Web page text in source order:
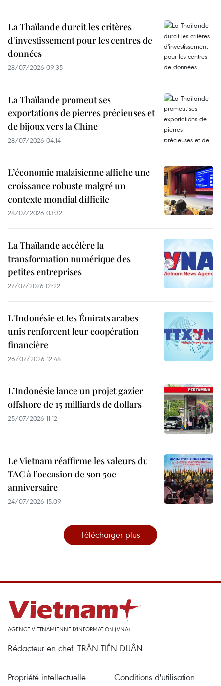
La Thaïlande durcit les critères
d'investissement pour les centres de
données
28/07/2026 09:35
La Thaïlande promeut ses
exportations de pierres précieuses et
de bijoux vers la Chine
28/07/2026 04:14
L’économie malaisienne affiche une
croissance robuste malgré un
contexte mondial difficile
28/07/2026 03:32
La Thaïlande accélère la
transformation numérique des
petites entreprises
27/07/2026 01:22
L'Indonésie et les Émirats arabes
unis renforcent leur coopération
financière
26/07/2026 12:48
L’Indonésie lance un projet gazier
offshore de 15 milliards de dollars
25/07/2026 11:12
Le Vietnam réaffirme les valeurs du
TAC à l’occasion de son 50e
anniversaire
24/07/2026 15:09
Télécharger plus
AGENCE VIETNAMIENNE D'INFORMATION (VNA)
Rédacteur en chef: TRÂN TIÊN DUÂN
Propriété intellectuelle Conditions d'utilisation